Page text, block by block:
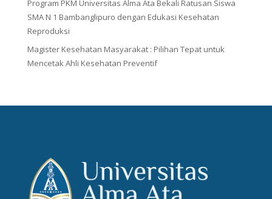
Program PKM Universitas Alma Ata Bekali Ratusan Siswa
SMA N 1 Bambanglipuro dengan Edukasi Kesehatan
Reproduksi
Magister Kesehatan Masyarakat : Pilihan Tepat untuk
Mencetak Ahli Kesehatan Preventif